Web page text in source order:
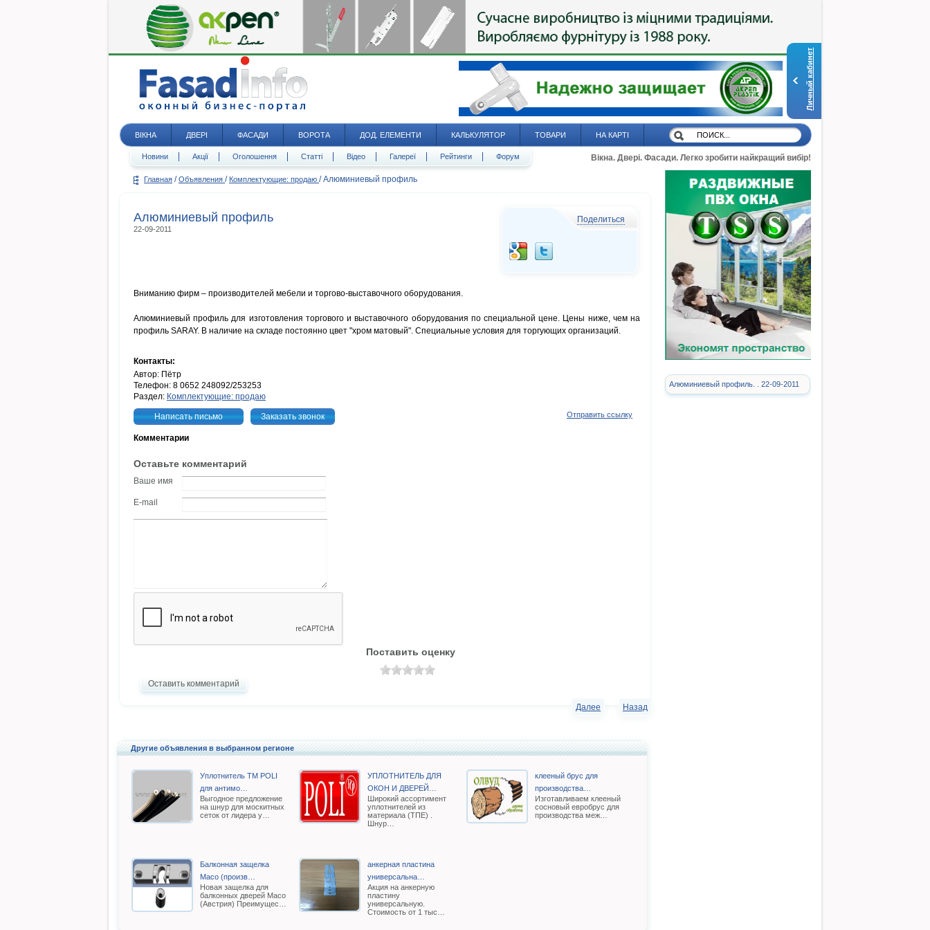
Личный кабинет
ВІКНА ДВЕРІ ФАСАДИ ВОРОТА ДОД. ЕЛЕМЕНТИ КАЛЬКУЛЯТОР ТОВАРИ НА КАРТІ
Новини Акції Оголошення Статті Відео Галереї Рейтинги Форум Вікна. Двері. Фасади. Легко зробити найкращий вибір!
Главная / Объявления / Комплектующие: продаю / Алюминиевый профиль
Алюминиевый профиль
22-09-2011
Поделиться
Вниманию фирм – производителей мебели и торгово-выставочного оборудования.
Алюминиевый профиль для изготовления торгового и выставочного оборудования по специальной цене. Цены ниже, чем на
профиль SARAY. В наличие на складе постоянно цвет "хром матовый". Специальные условия для торгующих организаций.
Контакты:
Автор: Пётр
Телефон: 8 0652 248092/253253
Раздел: Комплектующие: продаю
Написать письмо Заказать звонок Отправить ссылку
Комментарии
Оставьте комментарий
Ваше имя
E-mail
Поставить оценку
Оставить комментарий
Назад
Далее
Другие объявления в выбранном регионе
Уплотнитель TM POLI
для антимо…
Выгодное предложение
на шнур для москитных
сеток от лидера у…
УПЛОТНИТЕЛЬ ДЛЯ
ОКОН И ДВЕРЕЙ…
Широкий ассортимент
уплотнителей из
материала (ТПЕ) .
Шнур…
клееный брус для
производства…
Изготавливаем клееный
сосновый евробрус для
производства меж…
Балконная защелка
Масо (произв…
Новая защелка для
балконных дверей Масо
(Австрия) Преимущес…
анкерная пластина
универсальна…
Акция на анкерную
пластину
универсальную.
Стоимость от 1 тыс…
Алюминиевый профиль. . 22-09-2011